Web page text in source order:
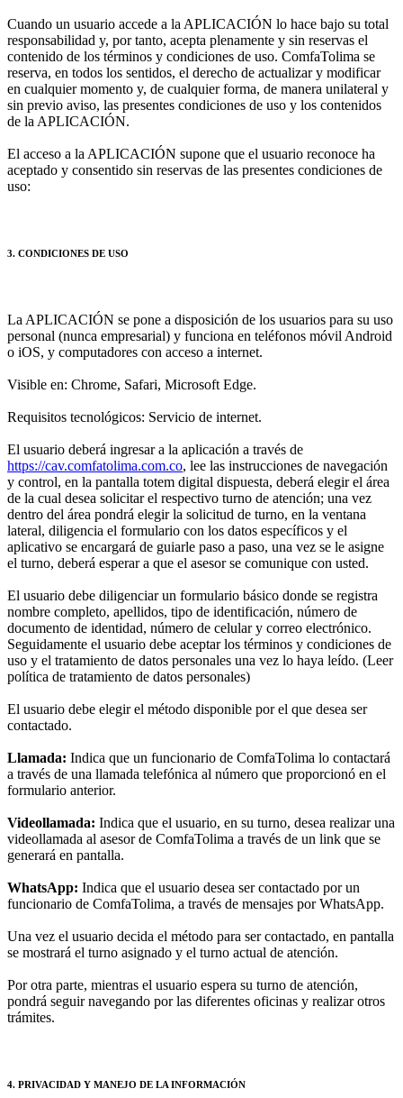
Cuando un usuario accede a la APLICACIÓN lo hace bajo su total
responsabilidad y, por tanto, acepta plenamente y sin reservas el
contenido de los términos y condiciones de uso. ComfaTolima se
reserva, en todos los sentidos, el derecho de actualizar y modificar
en cualquier momento y, de cualquier forma, de manera unilateral y
sin previo aviso, las presentes condiciones de uso y los contenidos
de la APLICACIÓN.
El acceso a la APLICACIÓN supone que el usuario reconoce ha
aceptado y consentido sin reservas de las presentes condiciones de
uso:
3. CONDICIONES DE USO
La APLICACIÓN se pone a disposición de los usuarios para su uso
personal (nunca empresarial) y funciona en teléfonos móvil Android
o iOS, y computadores con acceso a internet.
Visible en: Chrome, Safari, Microsoft Edge.
Requisitos tecnológicos: Servicio de internet.
El usuario deberá ingresar a la aplicación a través de
https://cav.comfatolima.com.co, lee las instrucciones de navegación
y control, en la pantalla totem digital dispuesta, deberá elegir el área
de la cual desea solicitar el respectivo turno de atención; una vez
dentro del área pondrá elegir la solicitud de turno, en la ventana
lateral, diligencia el formulario con los datos específicos y el
aplicativo se encargará de guiarle paso a paso, una vez se le asigne
el turno, deberá esperar a que el asesor se comunique con usted.
El usuario debe diligenciar un formulario básico donde se registra
nombre completo, apellidos, tipo de identificación, número de
documento de identidad, número de celular y correo electrónico.
Seguidamente el usuario debe aceptar los términos y condiciones de
uso y el tratamiento de datos personales una vez lo haya leído. (Leer
política de tratamiento de datos personales)
El usuario debe elegir el método disponible por el que desea ser
contactado.
Llamada: Indica que un funcionario de ComfaTolima lo contactará
a través de una llamada telefónica al número que proporcionó en el
formulario anterior.
Videollamada: Indica que el usuario, en su turno, desea realizar una
videollamada al asesor de ComfaTolima a través de un link que se
generará en pantalla.
WhatsApp: Indica que el usuario desea ser contactado por un
funcionario de ComfaTolima, a través de mensajes por WhatsApp.
Una vez el usuario decida el método para ser contactado, en pantalla
se mostrará el turno asignado y el turno actual de atención.
Por otra parte, mientras el usuario espera su turno de atención,
pondrá seguir navegando por las diferentes oficinas y realizar otros
trámites.
4. PRIVACIDAD Y MANEJO DE LA INFORMACIÓN